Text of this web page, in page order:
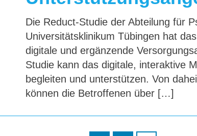
Die Reduct-Studie der Abteilung für
Universitätsklinikum Tübingen hat
digitale und ergänzende
Studie kann das digitale, interaktive
begleiten und unterstützen. Von
können die Betroffenen über […]